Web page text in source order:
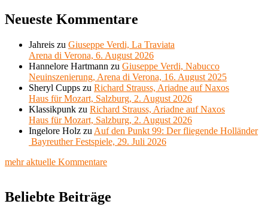
Neueste Kommentare
Jahreis zu Giuseppe Verdi, La Traviata
Arena di Verona, 6. August 2026
Hannelore Hartmann zu Giuseppe Verdi, Nabucco
Neuinszenierung, Arena di Verona, 16. August 2025
Sheryl Cupps zu Richard Strauss, Ariadne auf Naxos
Haus für Mozart, Salzburg, 2. August 2026
Klassikpunk zu Richard Strauss, Ariadne auf Naxos
Haus für Mozart, Salzburg, 2. August 2026
Ingelore Holz zu Auf den Punkt 99: Der fliegende Holländer
Bayreuther Festspiele, 29. Juli 2026
mehr aktuelle Kommentare
Beliebte Beiträge